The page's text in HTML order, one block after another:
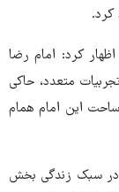
کرد.
کرد: امام رضا
متعدد، حاکی
این امام همام
در سبک زندگی بخش